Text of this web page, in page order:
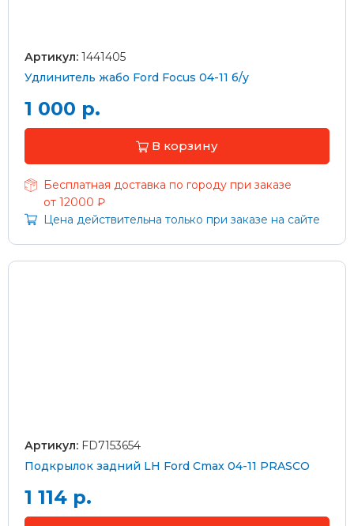
Артикул: 1441405
Удлинитель жабо Ford Focus 04-11 б/у
1 000 р.
В корзину
Бесплатная доставка по городу при заказе
от 12000 ₽
Цена действительна только при заказе на сайте
Артикул: FD7153654
Подкрылок задний LH Ford Cmax 04-11 PRASCO
1 114 р.